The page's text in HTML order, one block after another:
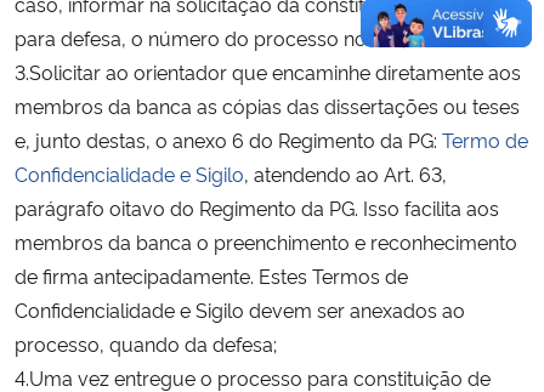
para defesa, o número do processo no NIT;
3.Solicitar ao orientador que encaminhe diretamente aos
membros da banca as cópias das dissertações ou teses
e, junto destas, o anexo 6 do Regimento da PG: Termo de
Confidencialidade e Sigilo, atendendo ao Art. 63,
parágrafo oitavo do Regimento da PG. Isso facilita aos
membros da banca o preenchimento e reconhecimento
de firma antecipadamente. Estes Termos de
Confidencialidade e Sigilo devem ser anexados ao
processo, quando da defesa;
4.Uma vez entregue o processo para constituição de